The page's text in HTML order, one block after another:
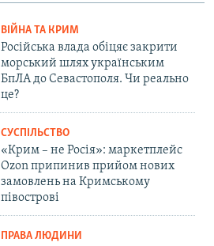
ВІЙНА ТА КРИМ
Російська влада обіцяє закрити
морський шлях українським
БпЛА до Севастополя. Чи реально
це?
СУСПІЛЬСТВО
«Крим – не Росія»: маркетплейс
Ozon припинив прийом нових
замовлень на Кримському
півострові
ПРАВА ЛЮДИНИ